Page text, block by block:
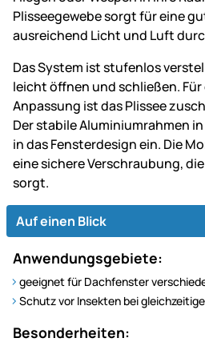
Plisseegewebe sorgt für eine
ausreichend Licht und Luft
Das System ist stufenlos
leicht öffnen und schließen.
Anpassung ist das Plissee
Der stabile Aluminiumrahmen
in das Fensterdesign ein. Die
eine sichere Verschraubung,
sorgt.
Auf einen Blick
Anwendungsgebiete:
geeignet für Dachfenster
Schutz vor Insekten bei
Besonderheiten: